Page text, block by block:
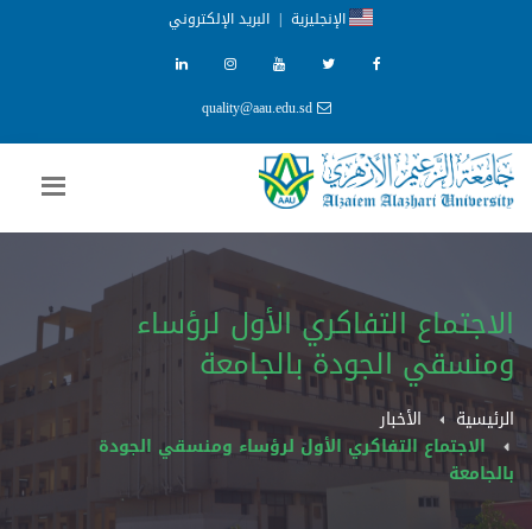
الإنجليزية | البريد الإلكتروني
quality@aau.edu.sd
الاجتماع التفاكري الأول لرؤساء
ومنسقي الجودة بالجامعة
الرئيسية
الأخبار
الاجتماع التفاكري الأول لرؤساء ومنسقي الجودة
بالجامعة